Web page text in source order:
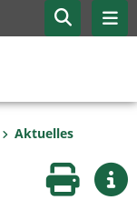
Aktuelles
Seite